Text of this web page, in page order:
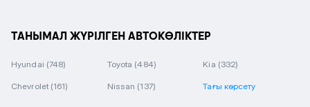
ТАНЫМАЛ ЖҮРІЛГЕН АВТОКӨЛІКТЕР
Hyundai (748) Toyota (484) Kia (332)
Chevrolet (161) Nissan (137) Тағы көрсету